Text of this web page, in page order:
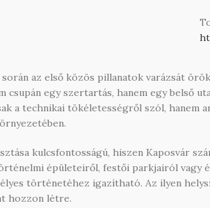
az első közös pillanatok varázsát
egy szertartás, hanem egy belső
a technikai tökéletességről szól,
kulcsfontosságú, hiszen Kaposvár
épületeiről, festői parkjairól
történetéhez igazítható. Az ilyen
hozzon létre.